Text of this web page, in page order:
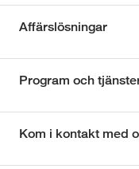
Affärslösningar
Program och
Kom i kontakt med